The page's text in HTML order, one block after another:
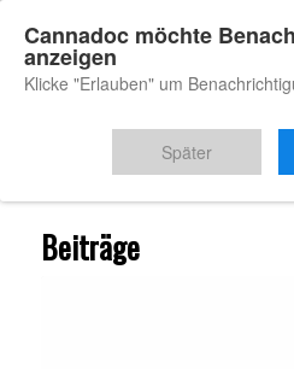
Du bist hier: Startseite / Produkte
Beiträge
Cannadoc möchte
anzeigen
Klicke "Erlauben" um
Später